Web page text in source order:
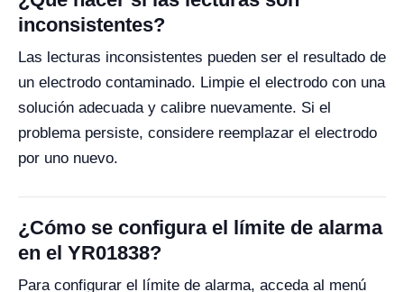
inconsistentes?
Las lecturas inconsistentes pueden ser el resultado de
un electrodo contaminado. Limpie el electrodo con una
solución adecuada y calibre nuevamente. Si el
problema persiste, considere reemplazar el electrodo
por uno nuevo.
¿Cómo se configura el límite de alarma
en el YR01838?
Para configurar el límite de alarma, acceda al menú